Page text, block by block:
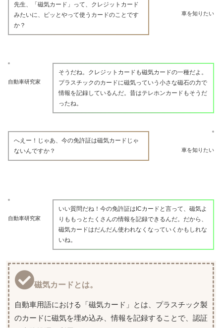
車を知りたい
先生、「磁気カード」って、クレジットカード
みたいに、ピッとやって使うカードのことです
か？
自動車研究家
そうだね。クレジットカードも磁気カードの一種だよ。
プラスチックのカードに磁気っていう小さな磁石の力で
情報を記録しているんだ。昔はテレホンカードもそうだ
ったね。
車を知りたい
へえー！じゃあ、今の免許証は磁気カードじゃ
ないんですか？
自動車研究家
いい質問だね！今の免許証はICカードと言って、磁気よ
りももっとたくさんの情報を記録できるんだ。だから、
磁気カードはだんだん使われなくなっていくかもしれな
いね。
磁気カードとは。
自動車用語における「磁気カード」とは、プラスチック製
のカードに磁気を埋め込み、情報を記録することで、認証